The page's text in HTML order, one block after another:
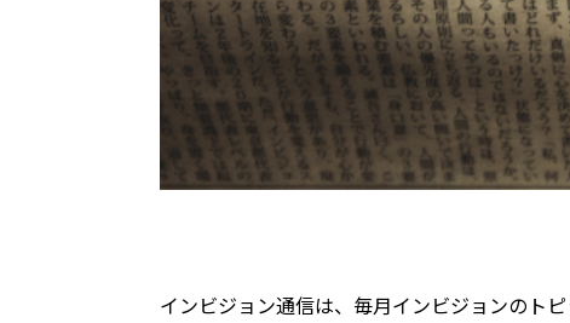
インビジョン通信は、毎月インビジョンのト